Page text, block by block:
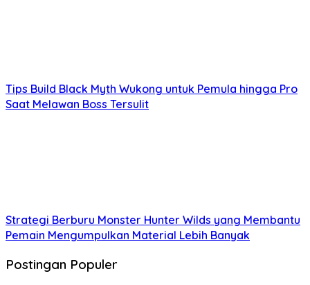
Tips Build Black Myth Wukong untuk Pemula hingga Pro
Saat Melawan Boss Tersulit
Strategi Berburu Monster Hunter Wilds yang Membantu
Pemain Mengumpulkan Material Lebih Banyak
Postingan Populer